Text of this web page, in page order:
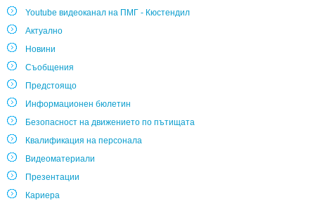
Youtube видеоканал на ПМГ - Кюстендил
Актуално
Новини
Съобщения
Предстоящо
Информационен бюлетин
Безопасност на движението по пътищата
Квалификация на персонала
Видеоматериали
Презентации
Кариера